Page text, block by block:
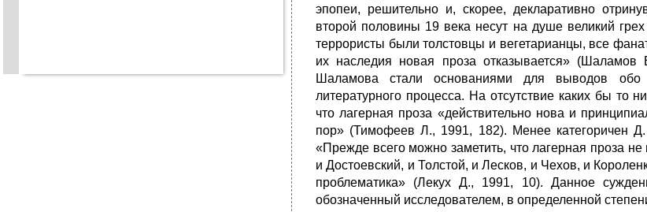
эпопеи, решительно и, скорее, декларативно
второй половины 19 века несут на душе великий
террористы были толстовцы и вегетарианцы, все
их наследия новая проза отказывается»
Шаламова стали основаниями для выводов обо
литературного процесса. На отсутствие каких бы
что лагерная проза «действительно нова и
пор» (Тимофеев Л., 1991, 182). Менее категоричен
«Прежде всего можно заметить, что лагерная проза
и Достоевский, и Толстой, и Лесков, и Чехов, и
проблематика» (Лекух Д., 1991, 10). Данное
обозначенный исследователем, в определенной